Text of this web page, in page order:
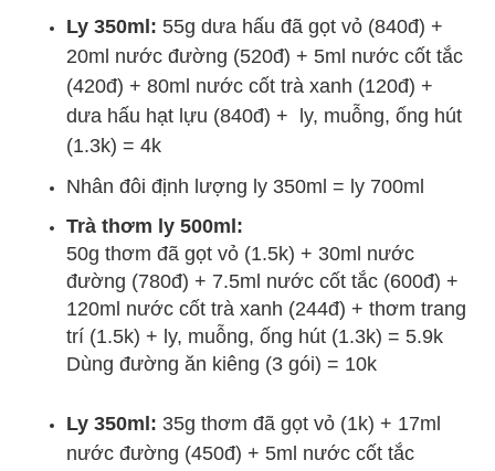
Ly 350ml: 55g dưa hấu đã gọt vỏ (840đ) +
20ml nước đường (520đ) + 5ml nước cốt tắc
(420đ) + 80ml nước cốt trà xanh (120đ) +
dưa hấu hạt lựu (840đ) + ly, muỗng, ống hút
(1.3k) = 4k
Nhân đôi định lượng ly 350ml = ly 700ml
Trà thơm ly 500ml:
50g thơm đã gọt vỏ (1.5k) + 30ml nước
đường (780đ) + 7.5ml nước cốt tắc (600đ) +
120ml nước cốt trà xanh (244đ) + thơm trang
trí (1.5k) + ly, muỗng, ống hút (1.3k) = 5.9k
Dùng đường ăn kiêng (3 gói) = 10k
Ly 350ml: 35g thơm đã gọt vỏ (1k) + 17ml
nước đường (450đ) + 5ml nước cốt tắc